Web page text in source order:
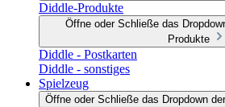
Diddle-Produkte
Öffne oder Schließe das
Produkte
Diddle - Postkarten
Diddle - sonstiges
Spielzeug
Öffne oder Schließe das Dropdown